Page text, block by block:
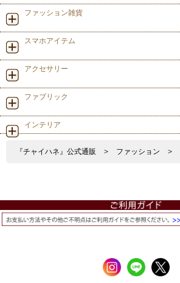
ファッション雑貨
スマホアイテム
アクセサリー
ファブリック
インテリア
『チャイハネ』公式通販 > ファッション >